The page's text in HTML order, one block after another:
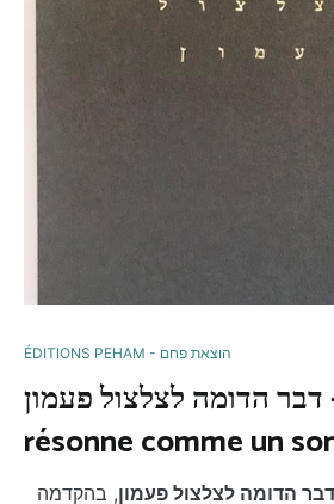
ÉDITIONS PEHAM - הוצאת פחם
דבר הדומה לצלצול פעמון – Chose qui
résonne comme un
דבר הדומה לצלצול פעמון, בהקדמה